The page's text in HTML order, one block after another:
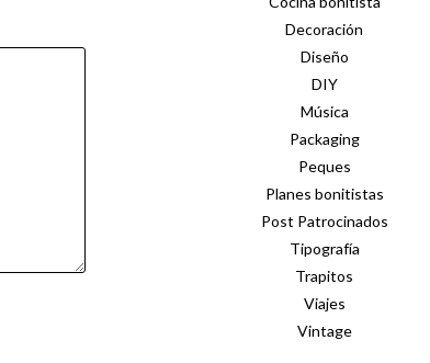
Decoración
Diseño
DIY
Música
Packaging
Peques
Planes bonitistas
Post Patrocinados
Tipografía
Trapitos
Viajes
Vintage